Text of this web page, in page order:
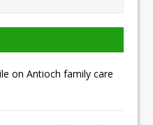
on Antioch family care